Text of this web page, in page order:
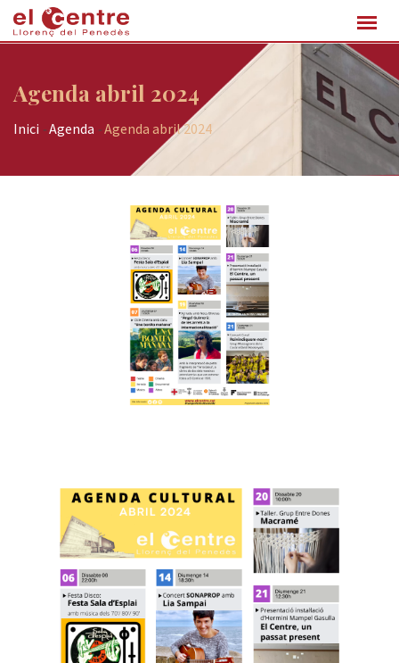
Agenda abril 2024
Inici -Agenda -Agenda abril 2024